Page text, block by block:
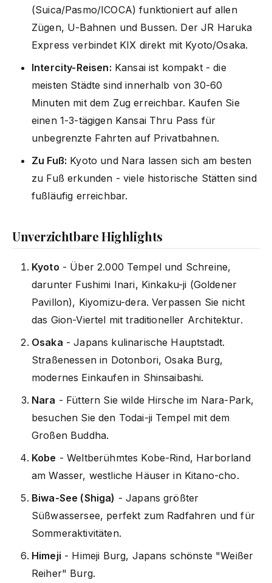
(Suica/Pasmo/ICOCA) funktioniert auf allen
Zügen, U-Bahnen und Bussen. Der JR Haruka
Express verbindet KIX direkt mit Kyoto/Osaka.
Intercity-Reisen: Kansai ist kompakt - die
meisten Städte sind innerhalb von 30-60
Minuten mit dem Zug erreichbar. Kaufen Sie
einen 1-3-tägigen Kansai Thru Pass für
unbegrenzte Fahrten auf Privatbahnen.
Zu Fuß: Kyoto und Nara lassen sich am besten
zu Fuß erkunden - viele historische Stätten sind
fußläufig erreichbar.
Unverzichtbare Highlights
Kyoto - Über 2.000 Tempel und Schreine,
darunter Fushimi Inari, Kinkaku-ji (Goldener
Pavillon), Kiyomizu-dera. Verpassen Sie nicht
das Gion-Viertel mit traditioneller Architektur.
Osaka - Japans kulinarische Hauptstadt.
Straßenessen in Dotonbori, Osaka Burg,
modernes Einkaufen in Shinsaibashi.
Nara - Füttern Sie wilde Hirsche im Nara-Park,
besuchen Sie den Todai-ji Tempel mit dem
Großen Buddha.
Kobe - Weltberühmtes Kobe-Rind, Harborland
am Wasser, westliche Häuser in Kitano-cho.
Biwa-See (Shiga) - Japans größter
Süßwassersee, perfekt zum Radfahren und für
Sommeraktivitäten.
Himeji - Himeji Burg, Japans schönste "Weißer
Reiher" Burg.